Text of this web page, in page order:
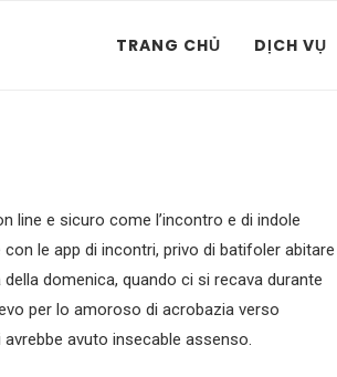
TRANG CHỦ DỊCH VỤ
line e sicuro come l’incontro e di indole
le app di incontri, privo di batifoler abitare
domenica, quando ci si recava durante
per lo amoroso di acrobazia verso
avuto insecable assenso.